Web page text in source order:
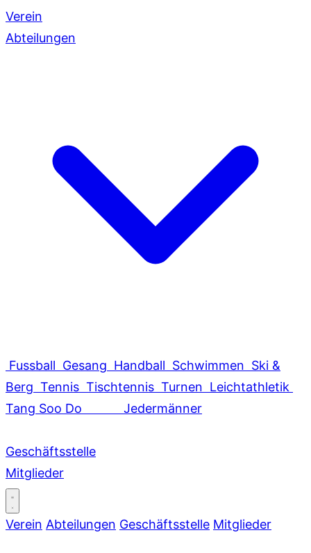
Verein
Abteilungen
Fussball Gesang Handball Schwimmen Ski &
Berg Tennis Tischtennis Turnen Leichtathletik
Tang Soo Do
Jedermänner
Geschäftsstelle
Mitglieder
Verein Abteilungen Geschäftsstelle Mitglieder